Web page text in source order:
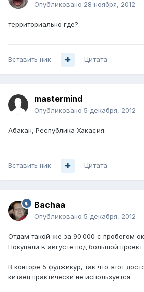
Опубликовано 28 ноября, 2012
территориально где?
Вставить ник Цитата
mastermind
Опубликовано 5 декабря, 2012
Абакан, Республика Хакасия.
Вставить ник Цитата
Bachaa
Опубликовано 5 декабря, 2012
Отдам такой же за 90.000 с пробегом
Покупали в августе под большой проект.
В конторе 5 фуджикур, так что этот
китаец практически не используется.